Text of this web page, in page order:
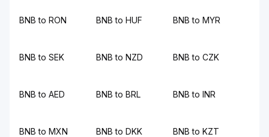
BNB to RON BNB to HUF BNB to MYR
BNB to SEK BNB to NZD BNB to CZK
BNB to AED BNB to BRL BNB to INR
BNB to MXN BNB to DKK BNB to KZT